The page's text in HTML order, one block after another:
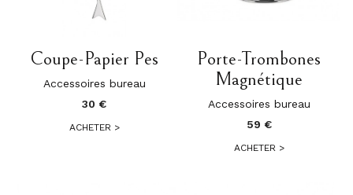
Coupe-Papier Pes
Accessoires bureau
30 €
ACHETER >
Porte-Trombones
Magnétique
Accessoires bureau
59 €
ACHETER >